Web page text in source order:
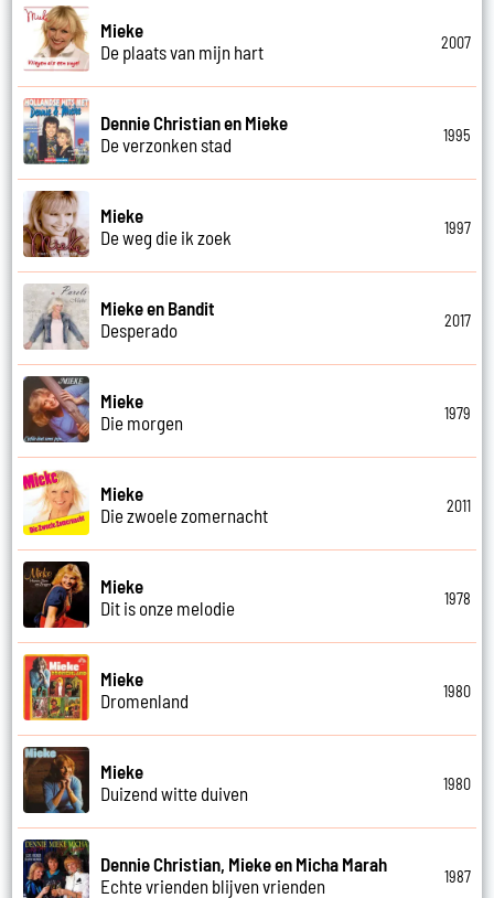
Mieke
De plaats van mijn hart
2007
Dennie Christian en Mieke
De verzonken stad
1995
Mieke
De weg die ik zoek
1997
Mieke en Bandit
Desperado
2017
Mieke
Die morgen
1979
Mieke
Die zwoele zomernacht
2011
Mieke
Dit is onze melodie
1978
Mieke
Dromenland
1980
Mieke
Duizend witte duiven
1980
Dennie Christian, Mieke en Micha Marah
Echte vrienden blijven vrienden
1987